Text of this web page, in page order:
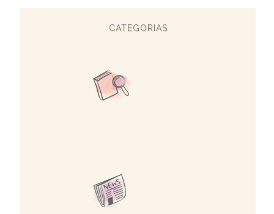
CATEGORIAS